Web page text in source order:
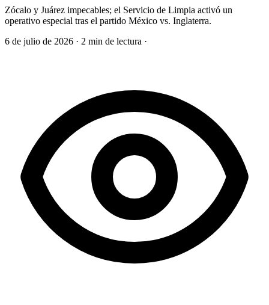
Zócalo y Juárez impecables; el Servicio de Limpia activó un
operativo especial tras el partido México vs. Inglaterra.
6 de julio de 2026 · 2 min de lectura ·